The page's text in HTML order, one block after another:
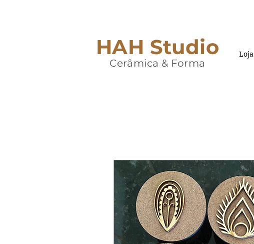
HAH Studio
Cerâmica & Forma
Loja